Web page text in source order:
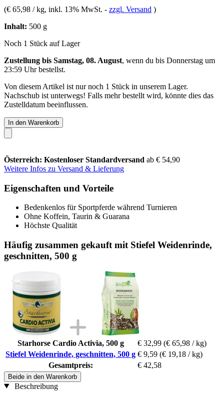
(€ 65,98 / kg, inkl. 13% MwSt. - zzgl. Versand )
Inhalt: 500 g
Noch 1 Stück auf Lager
Zustellung bis Samstag, 08. August, wenn du bis Donnerstag um
23:59 Uhrbestellst.
Von diesem Artikel ist nur noch 1 Stück in unserem Lager.
Nachschub ist unterwegs! Falls mehr bestellt wird, könnte dies das
Zustelldatum beeinflussen.
In den Warenkorb
Österreich: Kostenloser Standardversand ab € 54,90
Weitere Infos zu Versand & Lieferung
Eigenschaften und Vorteile
Bedenkenlos für Sportpferde während Turnieren
Ohne Koffein, Taurin & Guarana
Höchste Qualität
Häufig zusammen gekauft mit Stiefel Weidenrinde,
geschnitten, 500 g
Starhorse Cardio Activia, 500 g € 32,99 (€ 65,98 / kg)
Stiefel Weidenrinde, geschnitten, 500 g € 9,59 (€ 19,18 / kg)
Gesamtpreis:
€ 42,58
Beide in den Warenkorb
Beschreibung